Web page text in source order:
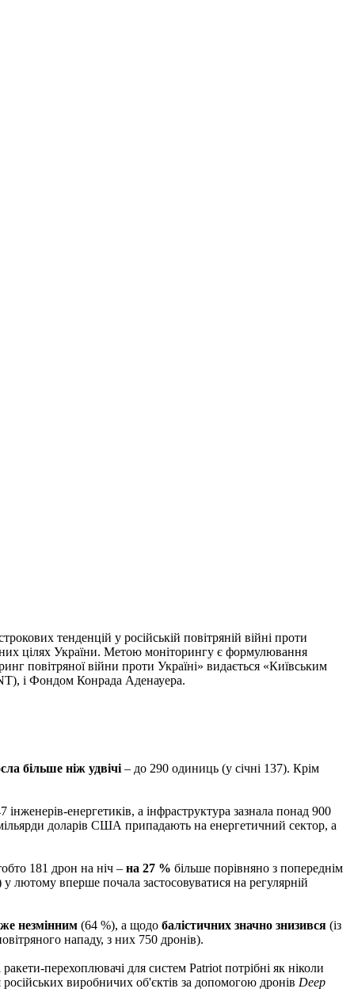
тенденцій у російській повітряній війні проти
цілях України. Метою моніторингу є формулювання
повітряної війни проти Україні» видається «Київським
і Фондом Конрада Аденауера.
більше ніж удвічі – до 290 одиниць (у січні 137). Крім
інженерів-енергетиків, а інфраструктура зазнала понад 900
доларів США припадають на енергетичний сектор, а
181 дрон на ніч – на 27 % більше порівняно з попереднім
лютому вперше почала застосовуватися на регулярній
незмінним (64 %), а щодо балістичних значно знизився (із
нападу, з них 750 дронів).
перехоплювачі для систем Patriot потрібні як ніколи
виробничих об'єктів за допомогою дронів Deep